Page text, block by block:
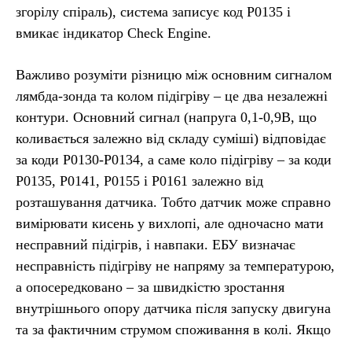
згорілу спіраль), система записує код P0135 і
вмикає індикатор Check Engine.
Важливо розуміти різницю між основним сигналом
лямбда-зонда та колом підігріву – це два незалежні
контури. Основний сигнал (напруга 0,1-0,9В, що
коливається залежно від складу суміші) відповідає
за коди P0130-P0134, а саме коло підігріву – за коди
P0135, P0141, P0155 і P0161 залежно від
розташування датчика. Тобто датчик може справно
вимірювати кисень у вихлопі, але одночасно мати
несправний підігрів, і навпаки. ЕБУ визначає
несправність підігріву не напряму за температурою,
а опосередковано – за швидкістю зростання
внутрішнього опору датчика після запуску двигуна
та за фактичним струмом споживання в колі. Якщо